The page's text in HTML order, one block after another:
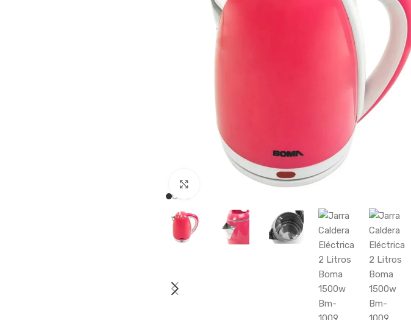
Haga clic para ampliar